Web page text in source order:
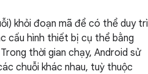
khỏi đoạn mã để có thể duy trì
cấu hình thiết bị cụ thể bằng
thời gian chạy, Android sử
chuỗi khác nhau, tuỳ thuộc